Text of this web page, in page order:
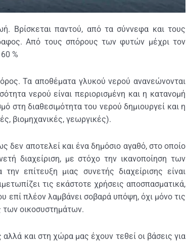
Βρίσκεται παντού, από τα σύννεφα και τους
Από τους σπόρους των φυτών μέχρι τον
%
Τα αποθέματα γλυκού νερού ανανεώνονται
νερού είναι περιορισμένη και η κατανομή
στη διαθεσιμότητα του νερού δημιουργεί και η
βιομηχανικές, γεωργικές).
δεν αποτελεί και ένα δημόσιο αγαθό, στο οποίο
διαχείριση, με στόχο την ικανοποίηση των
επίτευξη μιας συνετής διαχείρισης είναι
τις εκάστοτε χρήσεις αποσπασματικά,
επί πλέον λαμβάνει σοβαρά υπόψη, όχι μόνο τις
των οικοσυστημάτων.
και στη χώρα μας έχουν τεθεί οι βάσεις για